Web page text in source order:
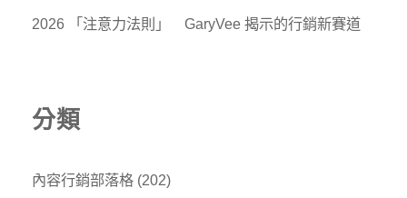
2026 「注意力法則」 GaryVee 揭示的行銷新賽道
分類
內容行銷部落格 (202)